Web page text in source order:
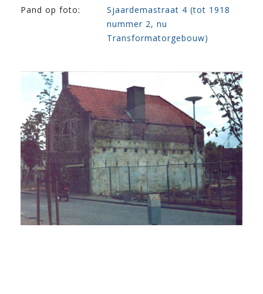
Pand op foto:
Sjaardemastraat 4 (tot 1918
nummer 2, nu
Transformatorgebouw)